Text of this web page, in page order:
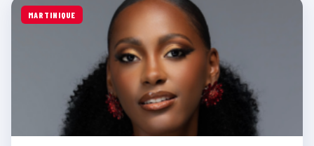
MARTINIQUE